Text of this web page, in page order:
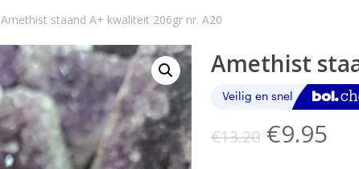
Amethist staand A+ kwaliteit 206gr nr. A20
Amethist
€13.20 €9.95